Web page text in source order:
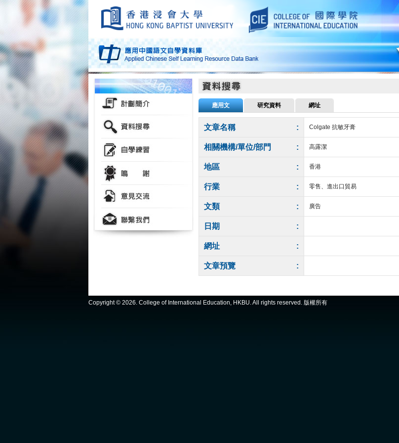
應用文 研究資料 網址
文章名稱 : Colgate 抗敏牙膏
相關機構/單位/部門 : 高露潔
地區 : 香港
行業 : 零售、進出口貿易
文類 : 廣告
日期 :
網址 :
文章預覽 :
Copyright © 2026. College of International Education, HKBU. All rights reserved. 版權所有